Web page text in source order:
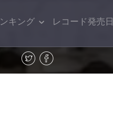
キング レコード発売日